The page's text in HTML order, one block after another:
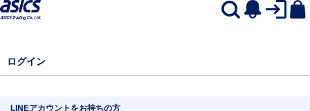
ログイン
LINEアカウントをお持ちの方